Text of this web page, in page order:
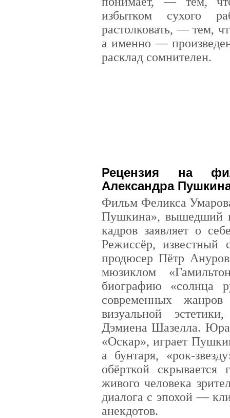
избытком сухого
растолковать, — тем,
а именно —
расклад сомнителен.
Рецензия на
Александра
Фильм Феликса
Пушкина», вышедший
кадров заявляет о
Режиссёр,
продюсер Пётр
мюзиклом
биографию «солнца
современных
визуальной
Дэмиена Шазелла.
«Оскар», играет
а бунтаря, «рок-
обёрткой скрывается
живого человека
диалога с эпохой —
анекдотов.